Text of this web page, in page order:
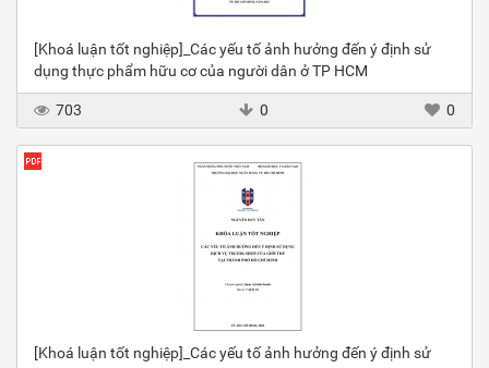
[Khoá luận tốt nghiệp]_Các yếu tố ảnh hưởng đến ý định sử
dụng thực phẩm hữu cơ của người dân ở TP HCM
703 0 0
[Khoá luận tốt nghiệp]_Các yếu tố ảnh hưởng đến ý định sử